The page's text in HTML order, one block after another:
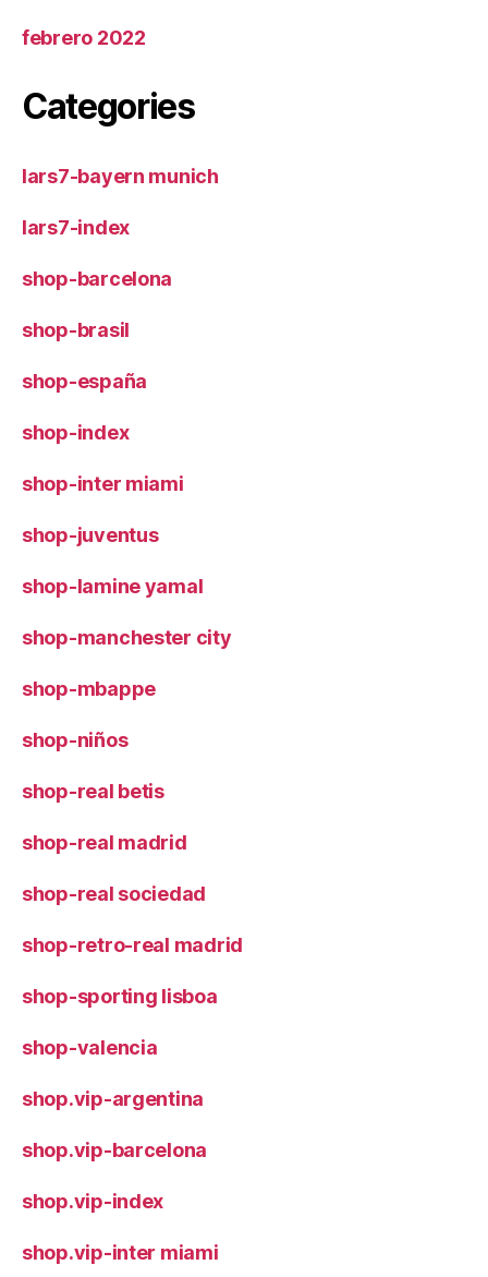
febrero 2022
Categories
lars7-bayern munich
lars7-index
shop-barcelona
shop-brasil
shop-españa
shop-index
shop-inter miami
shop-juventus
shop-lamine yamal
shop-manchester city
shop-mbappe
shop-niños
shop-real betis
shop-real madrid
shop-real sociedad
shop-retro-real madrid
shop-sporting lisboa
shop-valencia
shop.vip-argentina
shop.vip-barcelona
shop.vip-index
shop.vip-inter miami